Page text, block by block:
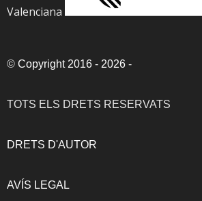
Valenciana
© Copyright 2016 - 2026 -
TOTS ELS DRETS RESERVATS
DRETS D'AUTOR
AVÍS LEGAL